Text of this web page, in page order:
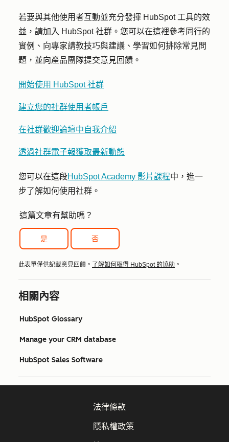
若要與其他使用者互動並充分發揮 HubSpot 工具的效
益，請加入 HubSpot 社群。您可以在這裡參考同行的
實例、向專家請教技巧與建議、學習如何排除常見問
題，並向產品團隊提交意見回饋。
開始使用 HubSpot 社群
建立您的社群使用者帳戶
在社群歡迎論壇中自我介紹
透過社群電子報獲取最新動態
您可以在這段HubSpot Academy 影片課程中，進一
步了解如何使用社群。
這篇文章有幫助嗎？
是 否
此表單僅供記載意見回饋。 了解如何取得 HubSpot 的協助 。
相關內容
HubSpot Glossary
Manage your CRM database
HubSpot Sales Software
法律條款
隱私權政策